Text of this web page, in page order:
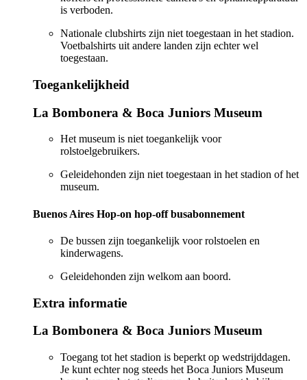
is verboden.
Nationale clubshirts zijn niet toegestaan in het stadion.
Voetbalshirts uit andere landen zijn echter wel
toegestaan.
Toegankelijkheid
La Bombonera & Boca Juniors Museum
Het museum is niet toegankelijk voor
rolstoelgebruikers.
Geleidehonden zijn niet toegestaan in het stadion of het
museum.
Buenos Aires Hop-on hop-off busabonnement
De bussen zijn toegankelijk voor rolstoelen en
kinderwagens.
Geleidehonden zijn welkom aan boord.
Extra informatie
La Bombonera & Boca Juniors Museum
Toegang tot het stadion is beperkt op wedstrijddagen.
Je kunt echter nog steeds het Boca Juniors Museum